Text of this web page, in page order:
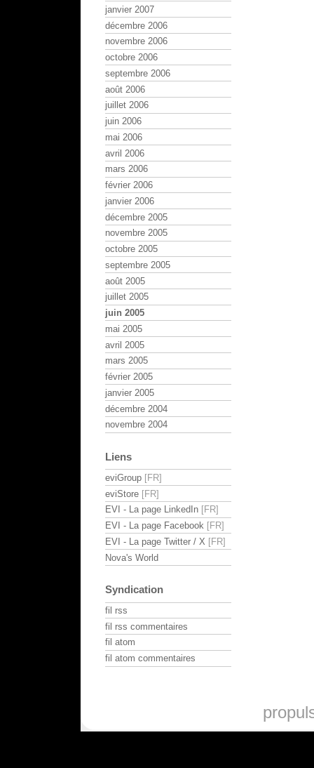
janvier 2007
décembre 2006
novembre 2006
octobre 2006
septembre 2006
août 2006
juillet 2006
juin 2006
mai 2006
avril 2006
mars 2006
février 2006
janvier 2006
décembre 2005
novembre 2005
octobre 2005
septembre 2005
août 2005
juillet 2005
juin 2005
mai 2005
avril 2005
mars 2005
février 2005
janvier 2005
décembre 2004
novembre 2004
Liens
eviGroup
eviStore
EVI - La page LinkedIn
EVI - La page Facebook
EVI - La page Twitter / X
Nova's World
Syndication
fil rss
fil rss commentaires
fil atom
fil atom commentaires